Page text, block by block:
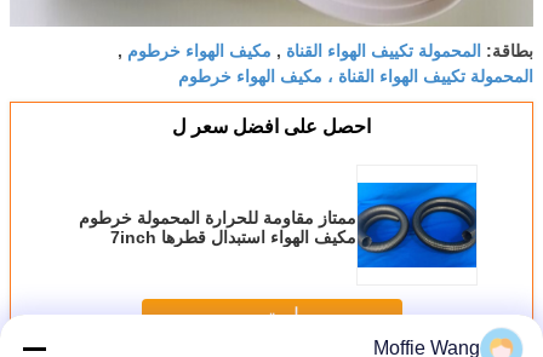
بطاقة: المحمولة تكييف الهواء القناة , مكيف الهواء خرطوم ,
المحمولة تكييف الهواء القناة ، مكيف الهواء خرطوم
احصل على افضل سعر ل
ممتاز مقاومة للحرارة المحمولة خرطوم
مكيف الهواء استبدال قطرها 7inch
استمر
Moffie Wang